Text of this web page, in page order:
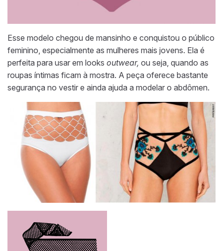
Esse modelo chegou de mansinho e conquistou o público
feminino, especialmente as mulheres mais jovens. Ela é
perfeita para usar em looks outwear, ou seja, quando as
roupas íntimas ficam à mostra. A peça oferece bastante
segurança no vestir e ainda ajuda a modelar o abdômen.